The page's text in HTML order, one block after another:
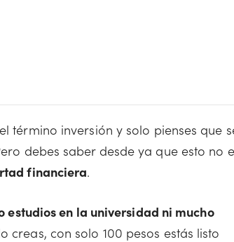
término inversión y solo pienses que
debes saber desde ya que esto no
financiera.
estudios en la universidad ni mucho
creas, con solo 100 pesos estás listo